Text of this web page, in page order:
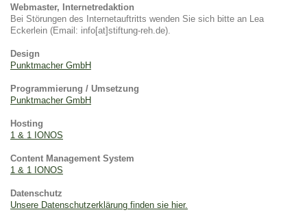
Webmaster, Internetredaktion
Bei Störungen des Internetauftritts wenden Sie sich bitte an Lea
Eckerlein (Email: info[at]stiftung-reh.de).
Design
Punktmacher GmbH
Programmierung / Umsetzung
Punktmacher GmbH
Hosting
1 & 1 IONOS
Content Management System
1 & 1 IONOS
Datenschutz
Unsere Datenschutzerklärung finden sie hier.